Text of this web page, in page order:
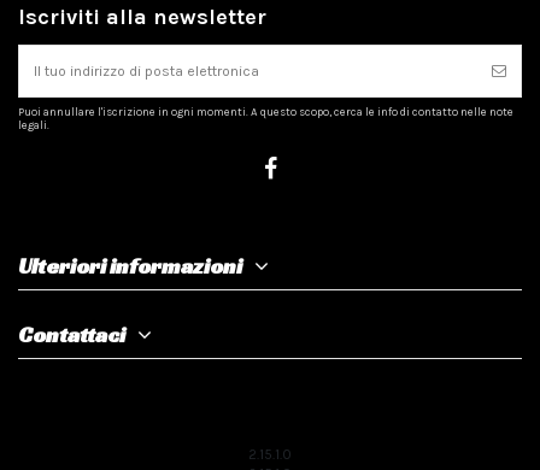
Iscriviti alla newsletter
Puoi annullare l'iscrizione in ogni momenti. A questo scopo, cerca le info di contatto nelle note
legali.
Ulteriori informazioni
Contattaci
2.15.1.0